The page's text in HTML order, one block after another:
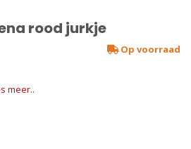
rood jurkje
Op voorraad
meer..